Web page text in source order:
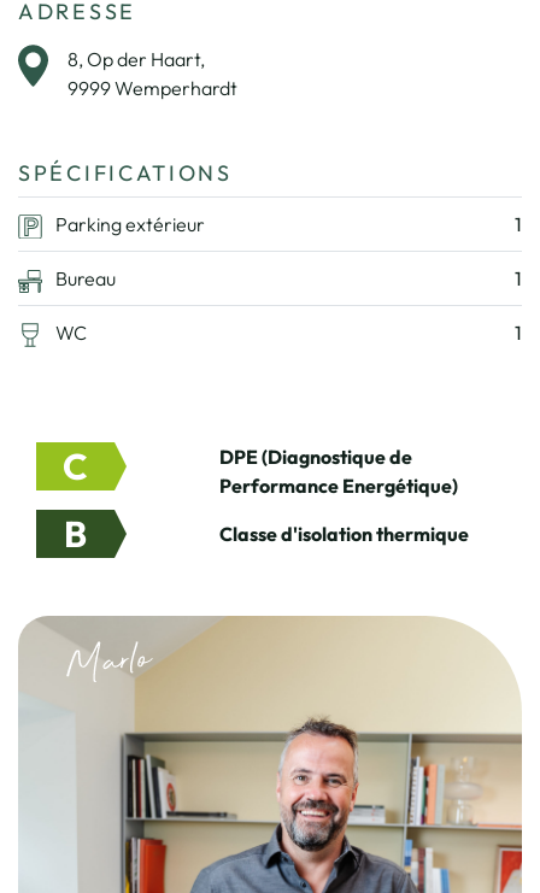
ADRESSE
8, Op der Haart,
9999 Wemperhardt
SPÉCIFICATIONS
Parking extérieur 1
Bureau 1
WC 1
C
DPE (Diagnostique de
Performance Energétique)
B Classe d'isolation thermique